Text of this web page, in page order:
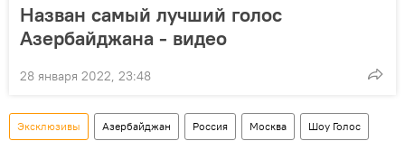
Назван самый лучший голос
Азербайджана - видео
28 января 2022, 23:48
Эксклюзивы Азербайджан Россия Москва Шоу Голос